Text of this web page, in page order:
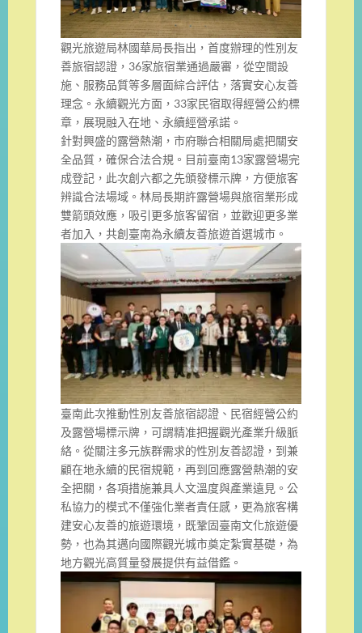
觀光旅遊局林國華局長指出，首度辦理的性別友
善旅宿認證，36家旅宿業通過嚴審，從空間設
施、服務品質等多層面綜合評估，落實安心友善
理念。永續觀光方面，33家民宿取得經營公約標
章，展現融入在地、永續經營承諾。
針對興盛的露營熱潮，市府聯合相關局處把關安
全品質，確保合法合規。目前臺南13家露營場完
成登記，此次創六都之先頒發標示牌，方便旅客
辨識合法場域。林局長期許露營場與旅宿業形成
雙箭頭效應，吸引更多旅客留宿，並歡迎更多業
者加入，共創臺南為永續友善旅遊首選城市。
臺南此次推動性別友善旅宿認證、民宿經營公約
及露營場標示牌，可謂精准把握觀光產業升級脈
絡。從關注多元族群需求的性別友善認證，到兼
顧在地永續的民宿規範，再到回應露營熱潮的安
全把關，各項措施兼具人文溫度與產業遠見。公
私協力的模式不僅強化業者責任感，更為旅客構
建安心友善的旅遊環境，既鞏固臺南文化旅遊優
勢，也為其邁向國際觀光城市奠定紮實基礎，為
地方觀光高質量發展提供有益借鑑。